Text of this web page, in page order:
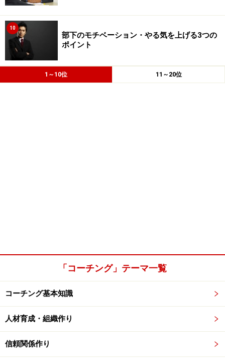
10
部下のモチベーション・やる気を上げる3つの
ポイント
1～10位 11～20位
「コーチング」テーマ一覧
コーチング基本知識
人材育成・組織作り
信頼関係作り